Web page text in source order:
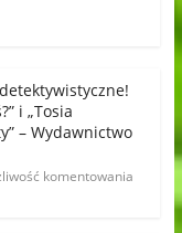
i „Tosia
– Wydawnictwo
komentowania